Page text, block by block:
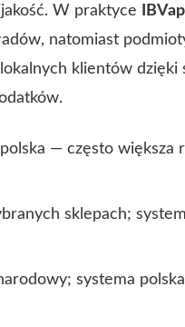
W praktyce
natomiast
klientów dzięki
— często większa
sklepach;
systema polska